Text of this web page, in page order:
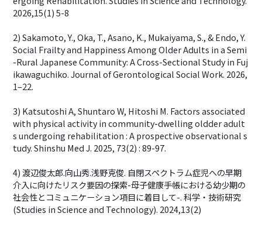
2026,15(1) 5-8
2) Sakamoto, Y., Oka, T., Asano, K., Mukaiyama, S., & Endo, Y.
Social Frailty and Happiness Among Older Adults in a Semi
-Rural Japanese Community: A Cross-Sectional Study in Fuj
ikawaguchiko. Journal of Gerontological Social Work. 2026,
1–22.
3) Katsutoshi A, Shuntaro W, Hitoshi M. Factors associated
with physical activity in community-dwelling oldder adult
s undergoing rehabilitation : A prospective observational s
tudy. Shinshu Med J. 2025, 73(2) : 89-97.
4) 渡辺俊太郎.向山秀.浅野克俊. 自閉スペクトラム症児への早期
介入に向けたリスク要因の探索-母子健康手帳における幼少期の
社会性とコミュニケーション項目に着目して-. 科学・技術研究
(Studies in Science and Technology). 2024,13(2)